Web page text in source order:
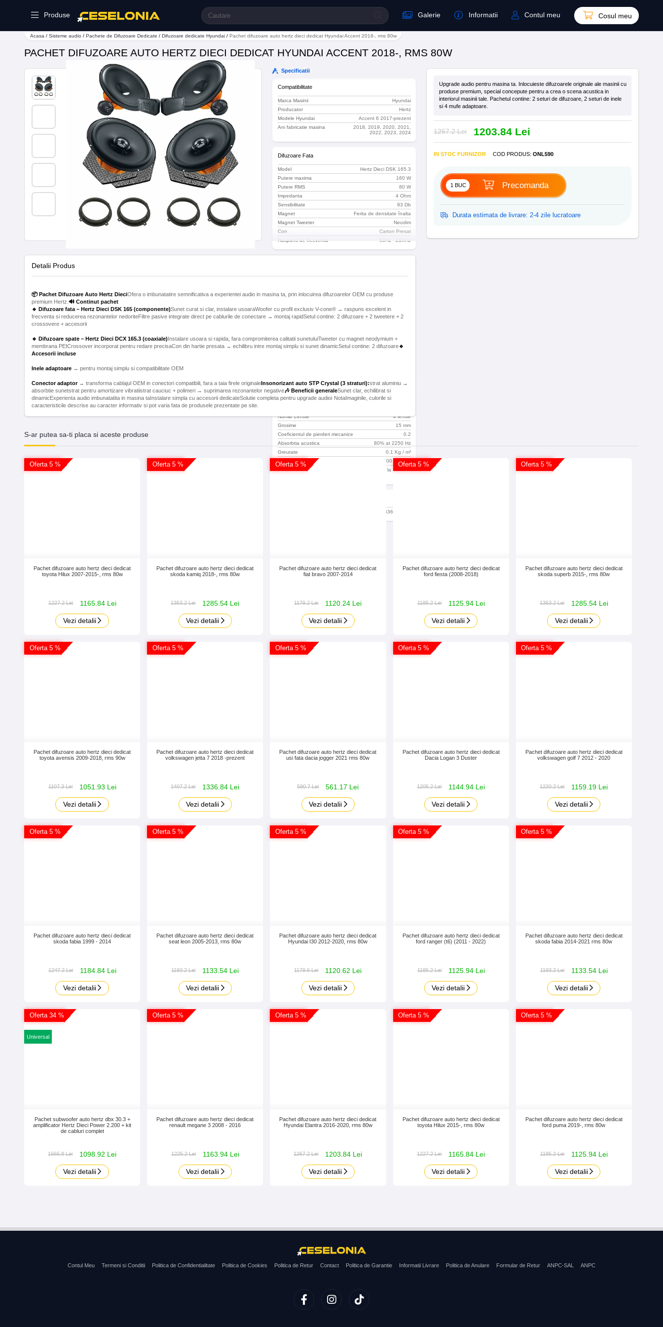
Produse Galerie Informatii Contul meu Cosul meu
Acasa / Sisteme audio / Pachete de Difuzoare Dedicate / Difuzoare dedicate Hyundai/ Pachet difuzoare auto hertz dieci dedicat Hyundai Accent 2018-, rms 80w
PACHET DIFUZOARE AUTO HERTZ DIECI DEDICAT HYUNDAI ACCENT 2018-, RMS 80W
Specificatii
Compatibilitate
Marca Masinii
Hyundai
Producator
Hertz
Modele Hyundai
Accent 6 2017-prezent
Ani fabricatie masina
2018, 2019, 2020, 2021,
2022, 2023, 2024
Difuzoare Fata
Model
Hertz Dieci DSK 165.3
Putere maxima
160 W
Putere RMS
80 W
Impedanta
4 Ohm
Sensibilitate
93 Db
Magnet
Ferita de densitate înalta
Magnet Tweeter
Neodim
Con
Carton Presat
Raspuns de frecventa
50Hz - 23KHz
Model
Hertz Dieci DCX 165
Putere RMS
Sensibilitate
Raspuns in frecventa minim
Magnet
Ferita de densitate
înaltă
Insonorizant
Numar Lentile
4 lentile
Grosime
15 mm
Coeficientul de pierderi mecanice
0.2
Absorbtia acustica
80% at 2250 Hz
Greutate
0.1 Kg / m²
Inflamabilitate
100 mm/min
Temperatura de Lucru
de la -40°C la
0743836622540
Upgrade audio pentru masina ta. Inlocuieste difuzoarele originale ale masinii cu
produse premium, special concepute pentru a crea o scena acustica in
interiorul masinii tale. Pachetul contine: 2 seturi de difuzoare, 2 seturi de inele
si 4 mufe adaptoare.
1267.2 Lei 1203.84 Lei
IN STOC FURNIZOR COD PRODUS: ONL590
Precomanda
Durata estimata de livrare: 2-4 zile lucratoare
Detalii Produs
📦 Pachet Difuzoare Auto Hertz DieciOfera o imbunatatire semnificativa a experientei audio in masina ta, prin inlocuirea difuzoarelor OEM cu produse
premium Hertz. 🔊 Continut pachet
🔹 Difuzoare fata – Hertz Dieci DSK 165 (componente)Sunet curat si clar, instalare usoaraWoofer cu profil exclusiv V-cone® → raspuns excelent in
frecventa si reducerea rezonantelor nedoriteFiltre pasive integrate direct pe cablurile de conectare → montaj rapidSetul contine: 2 difuzoare + 2 tweetere + 2
🔹 Difuzoare spate – Hertz Dieci DCX 165.3 (coaxiale)Instalare usoara si rapida, fara compromiterea calitatii sunetuluiTweeter cu magnet neodymium +
membrana PEICrossover incorporat pentru redare precisaCon din hartie presata → echilibru intre montaj simplu si sunet dinamicSetul contine: 2 difuzoare🔹
Accesorii incluse
Inele adaptoare
Conector adaptor→ transforma cablajul OEM in conectori compatibili, fara a taia firele originaleInsonorizant auto STP Crystal (3 straturi):strat aluminiu →
absorbtie sunetstrat pentru amortizare vibratiistrat cauciuc + polimeri → suprimarea rezonantelor negative🎶 Beneficii generaleSunet clar, echilibrat si
dinamicExperienta audio imbunatatita in masina taInstalare simpla cu accesorii dedicateSolutie completa pentru upgrade audioℹ️ NotaImaginile, culorile si
caracteristicile descrise au caracter informativ si pot varia fata de produsele prezentate pe site.
S-ar putea sa-ti placa si aceste produse
Oferta 5 %
Pachet difuzoare auto hertz dieci dedicat
toyota Hilux 2007-2015-, rms 80w
1227.2 Lei 1165.84 Lei
Vezi detalii
Oferta 5 %
Pachet difuzoare auto hertz dieci dedicat
skoda kamiq 2018-, rms 80w
1353.2 Lei 1285.54 Lei
Vezi detalii
Oferta 5 %
Pachet difuzoare auto hertz dieci dedicat
fiat bravo 2007-2014
1179.2 Lei 1120.24 Lei
Vezi detalii
Oferta 5 %
Pachet difuzoare auto hertz dieci dedicat
ford fiesta (2008-2018)
1185.2 Lei 1125.94 Lei
Vezi detalii
Oferta 5 %
Pachet difuzoare auto hertz dieci dedicat
skoda superb 2015-, rms 80w
1353.2 Lei 1285.54 Lei
Vezi detalii
Oferta 5 %
Pachet difuzoare auto hertz dieci dedicat
toyota avensis 2009-2018, rms 90w
1107.3 Lei 1051.93 Lei
Vezi detalii
Oferta 5 %
Pachet difuzoare auto hertz dieci dedicat
volkswagen jetta 7 2018 -prezent
1407.2 Lei 1336.84 Lei
Vezi detalii
Oferta 5 %
Pachet difuzoare auto hertz dieci dedicat
usi fata dacia jogger 2021 rms 80w
590.7 Lei 561.17 Lei
Vezi detalii
Oferta 5 %
Pachet difuzoare auto hertz dieci dedicat
Dacia Logan 3 Duster
1205.2 Lei 1144.94 Lei
Vezi detalii
Oferta 5 %
Pachet difuzoare auto hertz dieci dedicat
volkswagen golf 7 2012 - 2020
1220.2 Lei 1159.19 Lei
Vezi detalii
Oferta 5 %
Pachet difuzoare auto hertz dieci dedicat
skoda fabia 1999 - 2014
1247.2 Lei 1184.84 Lei
Vezi detalii
Oferta 5 %
Pachet difuzoare auto hertz dieci dedicat
seat leon 2005-2013, rms 80w
1193.2 Lei 1133.54 Lei
Vezi detalii
Oferta 5 %
Pachet difuzoare auto hertz dieci dedicat
Hyundai I30 2012-2020, rms 80w
1179.6 Lei 1120.62 Lei
Vezi detalii
Oferta 5 %
Pachet difuzoare auto hertz dieci dedicat
ford ranger (t6) (2011 - 2022)
1185.2 Lei 1125.94 Lei
Vezi detalii
Oferta 5 %
Pachet difuzoare auto hertz dieci dedicat
skoda fabia 2014-2021 rms 80w
1193.2 Lei 1133.54 Lei
Vezi detalii
Oferta 34 %
Universal
Pachet subwoofer auto hertz dbx 30.3 +
amplificator Hertz Dieci Power 2.200 + kit
de cabluri complet
1666.8 Lei 1098.92 Lei
Vezi detalii
Oferta 5 %
Pachet difuzoare auto hertz dieci dedicat
renault megane 3 2008 - 2016
1225.2 Lei 1163.94 Lei
Vezi detalii
Oferta 5 %
Pachet difuzoare auto hertz dieci dedicat
Hyundai Elantra 2016-2020, rms 80w
1267.2 Lei 1203.84 Lei
Vezi detalii
Oferta 5 %
Pachet difuzoare auto hertz dieci dedicat
toyota Hilux 2015-, rms 80w
1227.2 Lei 1165.84 Lei
Vezi detalii
Oferta 5 %
Pachet difuzoare auto hertz dieci dedicat
ford puma 2019-, rms 80w
1185.2 Lei 1125.94 Lei
Vezi detalii
Contul Meu Termeni si Conditii Politica de Confidentialitate Politica de Cookies Politica de Retur Contact Politica de Garantie Informatii Livrare Politica de Anulare Formular de Retur ANPC-SAL ANPC